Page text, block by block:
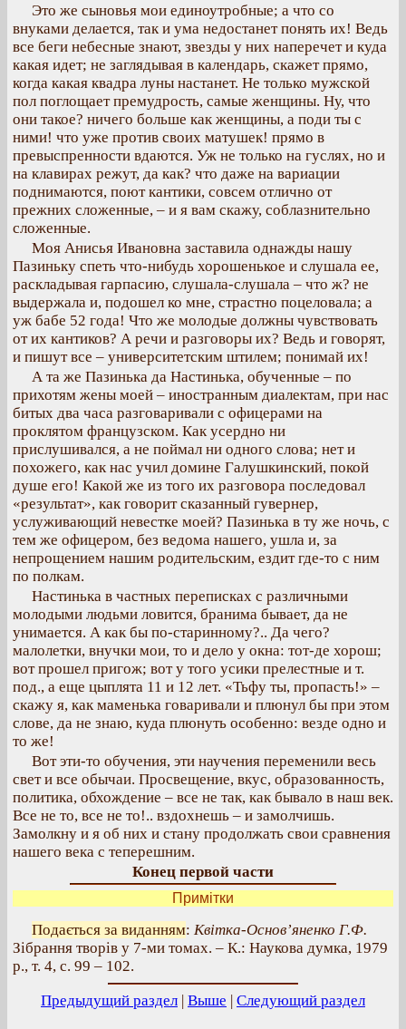
Это же сыновья мои единоутробные; а что со
внуками делается, так и ума недостанет понять их! Ведь
все беги небесные знают, звезды у них наперечет и куда
какая идет; не заглядывая в календарь, скажет прямо,
когда какая квадра луны настанет. Не только мужской
пол поглощает премудрость, самые женщины. Ну, что
они такое? ничего больше как женщины, а поди ты с
ними! что уже против своих матушек! прямо в
превыспренности вдаются. Уж не только на гуслях, но и
на клавирах режут, да как? что даже на вариации
поднимаются, поют кантики, совсем отлично от
прежних сложенные, – и я вам скажу, соблазнительно
сложенные.
Моя Анисья Ивановна заставила однажды нашу
Пазиньку спеть что-нибудь хорошенькое и слушала ее,
раскладывая гарпасию, слушала-слушала – что ж? не
выдержала и, подошел ко мне, страстно поцеловала; а
уж бабе 52 года! Что же молодые должны чувствовать
от их кантиков? А речи и разговоры их? Ведь и говорят,
и пишут все – университетским штилем; понимай их!
А та же Пазинька да Настинька, обученные – по
прихотям жены моей – иностранным диалектам, при нас
битых два часа разговаривали с офицерами на
проклятом французском. Как усердно ни
прислушивался, а не поймал ни одного слова; нет и
похожего, как нас учил домине Галушкинский, покой
душе его! Какой же из того их разговора последовал
«результат», как говорит сказанный гувернер,
услуживающий невестке моей? Пазинька в ту же ночь, с
тем же офицером, без ведома нашего, ушла и, за
непрощением нашим родительским, ездит где-то с ним
по полкам.
Настинька в частных переписках с различными
молодыми людьми ловится, бранима бывает, да не
унимается. А как бы по-старинному?.. Да чего?
малолетки, внучки мои, то и дело у окна: тот-де хорош;
вот прошел пригож; вот у того усики прелестные и т.
под., а еще цыплята 11 и 12 лет. «Тьфу ты, пропасть!» –
скажу я, как маменька говаривали и плюнул бы при этом
слове, да не знаю, куда плюнуть особенно: везде одно и
то же!
Вот эти-то обучения, эти научения переменили весь
свет и все обычаи. Просвещение, вкус, образованность,
политика, обхождение – все не так, как бывало в наш век.
Все не то, все не то!.. вздохнешь – и замолчишь.
Замолкну и я об них и стану продолжать свои сравнения
нашего века с теперешним.
Конец первой части
Примітки
Подається за виданням: Квітка-Основ’яненко Г.Ф.
Зібрання творів у 7-ми томах. – К.: Наукова думка, 1979
р., т. 4, с. 99 – 102.
Предыдущий раздел | Выше | Следующий раздел